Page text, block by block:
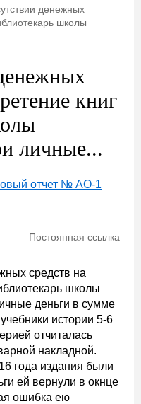
денежных
школы
книг
личные...
отчет № АО-1
Постоянная ссылка
средств на
школы
деньги в сумме
истории 5-6
отчиталась
накладной.
года издания были
ей вернули в окнце
ошибка ею